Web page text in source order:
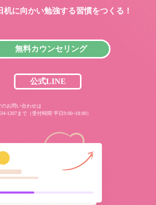
机に向かい勉強する習慣をつくる！
無料カウンセリング
公式LINE
のお問い合わせは
1207まで（受付時間 平日9:00~18:00）